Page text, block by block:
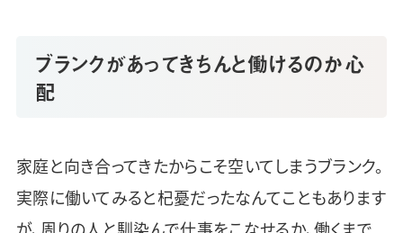
ブランクがあってきちんと働けるのか心
配
家庭と向き合ってきたからこそ空いてしまうブランク。
実際に働いてみると杞憂だったなんてこともあります